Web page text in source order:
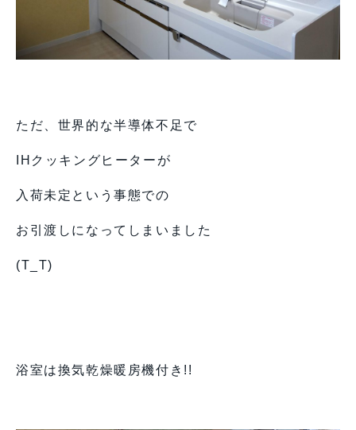
ただ、世界的な半導体不足で
IHクッキングヒーターが
入荷未定という事態での
お引渡しになってしまいました
(T_T)
浴室は換気乾燥暖房機付き!!